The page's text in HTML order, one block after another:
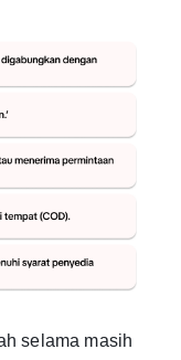
selama masih